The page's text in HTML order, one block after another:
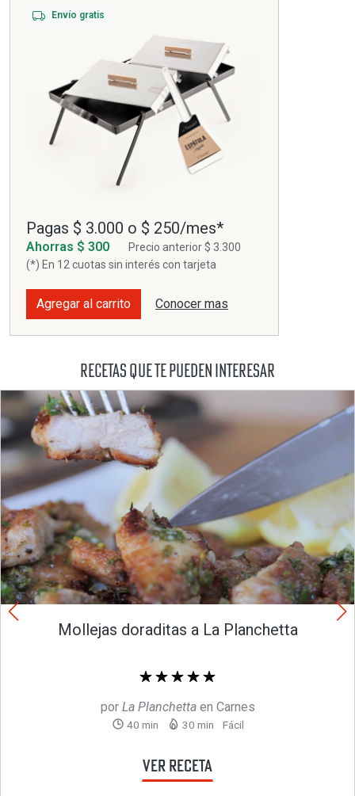
Envío gratis
Pagas $ 3.000 o $ 250/mes*
Ahorras $ 300
Precio anterior $ 3.300
(*) En 12 cuotas sin interés con tarjeta
Agregar al carrito Conocer mas
Recetas que te pueden interesar
Mollejas doraditas a La Planchetta
por La Planchettaen Carnes
40 min 30 min Fácil
Ver receta